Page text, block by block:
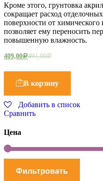
Кроме этого, грунтовка
сокращает расход
поверхности от химического
позволяет ему переносить
повышенную влажность.
409,00Р491,00Р
В корзину
Добавить в список
Сравнить
Цена
Фильтровать